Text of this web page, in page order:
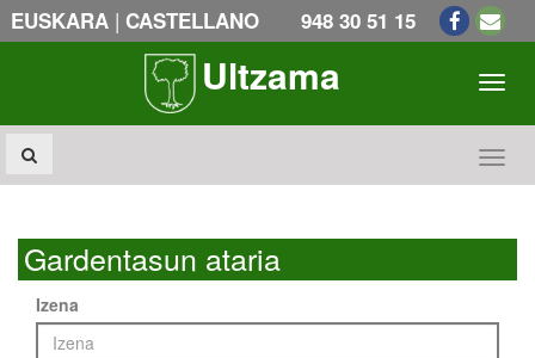
EUSKARA | CASTELLANO 948 30 51 15
Ultzama
Gardentasun ataria
Izena